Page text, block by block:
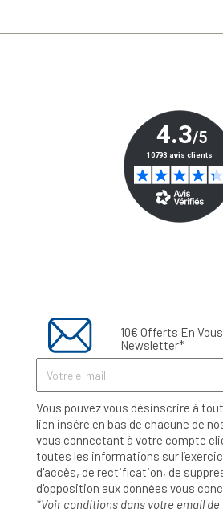
10€ Offerts En
Newsletter*
Vous pouvez vous désinscrire à
lien inséré en bas de chacune de
vous connectant à votre compte
toutes les informations sur
d'accès, de rectification, de
d'opposition aux données vous
*Voir conditions dans votre email